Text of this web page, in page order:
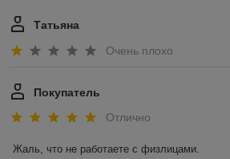
Татьяна
Очень плохо
Покупатель
Отлично
Жаль, что не работаете с физлицами.